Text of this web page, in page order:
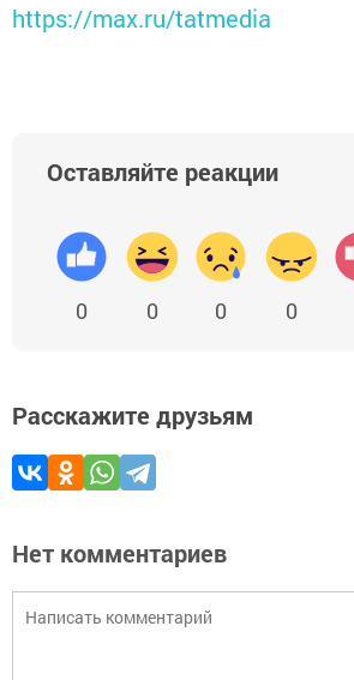
https://max.ru/tatmedia
Оставляйте реакции
0 0 0 0
Расскажите друзьям
Нет комментариев